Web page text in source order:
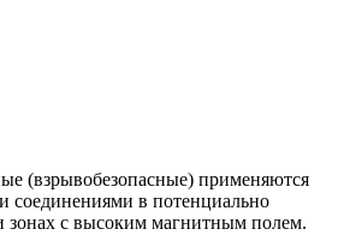
(взрывобезопасные) применяются
соединениями в потенциально
зонах с высоким магнитным полем.